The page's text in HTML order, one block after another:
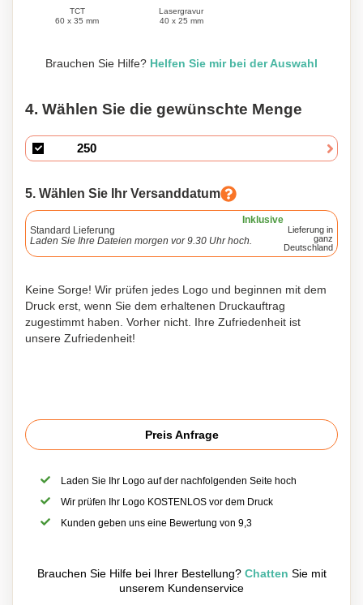
TCT
60 x 35 mm
Lasergravur
40 x 25 mm
Brauchen Sie Hilfe? Helfen Sie mir bei der Auswahl
4. Wählen Sie die gewünschte Menge
5. Wählen Sie Ihr Versanddatum
Inklusive
Standard Lieferung
Laden Sie Ihre Dateien morgen vor 9.30 Uhr hoch.
Lieferung in
ganz
Deutschland
Keine Sorge! Wir prüfen jedes Logo und beginnen mit dem
Druck erst, wenn Sie dem erhaltenen Druckauftrag
zugestimmt haben. Vorher nicht. Ihre Zufriedenheit ist
unsere Zufriedenheit!
Preis Anfrage
Laden Sie Ihr Logo auf der nachfolgenden Seite hoch
Wir prüfen Ihr Logo KOSTENLOS vor dem Druck
Kunden geben uns eine Bewertung von 9,3
Brauchen Sie Hilfe bei Ihrer Bestellung? Chatten Sie mit
unserem Kundenservice